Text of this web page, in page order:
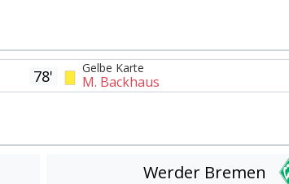
78' Gelbe Karte
M. Backhaus
Werder Bremen